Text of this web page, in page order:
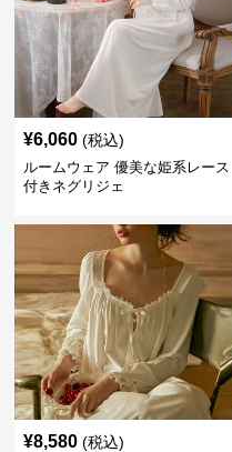
¥6,060 (税込)
ルームウェア 優美な姫系レース
付きネグリジェ
¥8,580 (税込)